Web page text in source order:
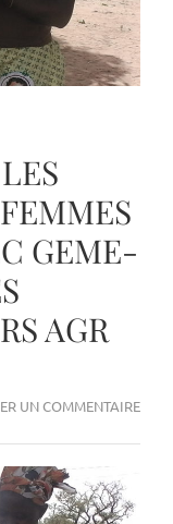
GEME-
AGR
UN COMMENTAIRE